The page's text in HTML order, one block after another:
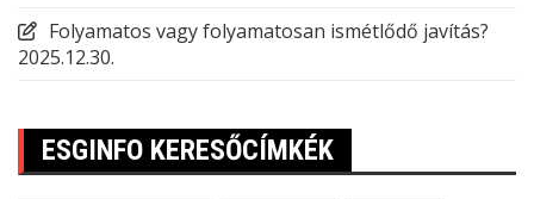
Folyamatos vagy folyamatosan ismétlődő javítás?
2025.12.30.
ESGINFO KERESŐCÍMKÉK